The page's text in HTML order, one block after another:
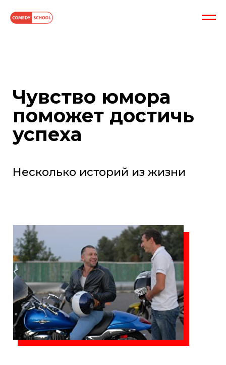
поможет достичь
успеха
Несколько историй из жизни